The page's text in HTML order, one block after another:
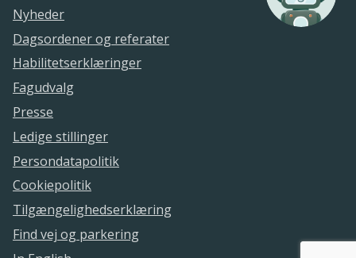
Nyheder
Dagsordener og referater
Habilitetserklæringer
Fagudvalg
Presse
Ledige stillinger
Persondatapolitik
Cookiepolitik
Tilgængelighedserklæring
Find vej og parkering